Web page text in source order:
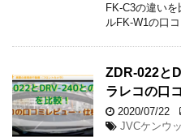
FK-C3の違い
ルFK-W1の口
ZDR-022と
ラレコの口
2020/07/22
JVCケンウ